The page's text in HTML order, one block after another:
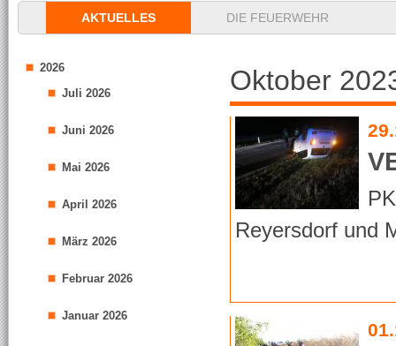
Navigation
überspringenAKTUELLES DIE FEUERWEHR
2026
Juli 2026
Juni 2026
Mai 2026
April 2026
März 2026
Februar 2026
Januar 2026
Oktober
Reyersdorf und